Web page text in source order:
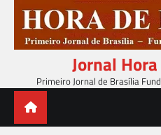
content
Jornal
Primeiro Jornal de Brasília